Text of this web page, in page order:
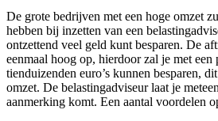
De grote bedrijven met een hoge omzet
hebben bij inzetten van een
ontzettend veel geld kunt besparen. De
eenmaal hoog op, hierdoor zal je met een
tienduizenden euro’s kunnen besparen,
omzet. De belastingadviseur laat je
aanmerking komt. Een aantal voordelen